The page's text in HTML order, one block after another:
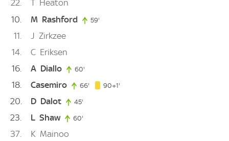
22
T Heaton
10
M Rashford 59'
11 J Zirkzee
14
C Eriksen
16
A Diallo 60'
18 Casemiro 66' 66. minute
90+1'
20 D Dalot 45'
23 L Shaw 60'
37 K Mainoo